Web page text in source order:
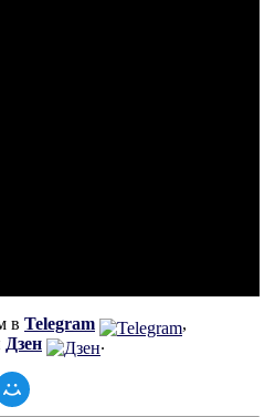
в Telegram
,
Дзен .